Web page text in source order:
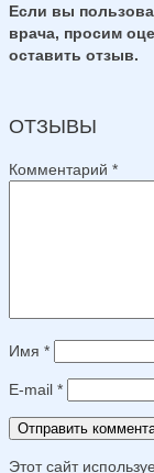
Если вы
врача, просим
оставить отзыв.
ОТЗЫВЫ
Комментарий *
Имя *
E-mail *
Этот сайт